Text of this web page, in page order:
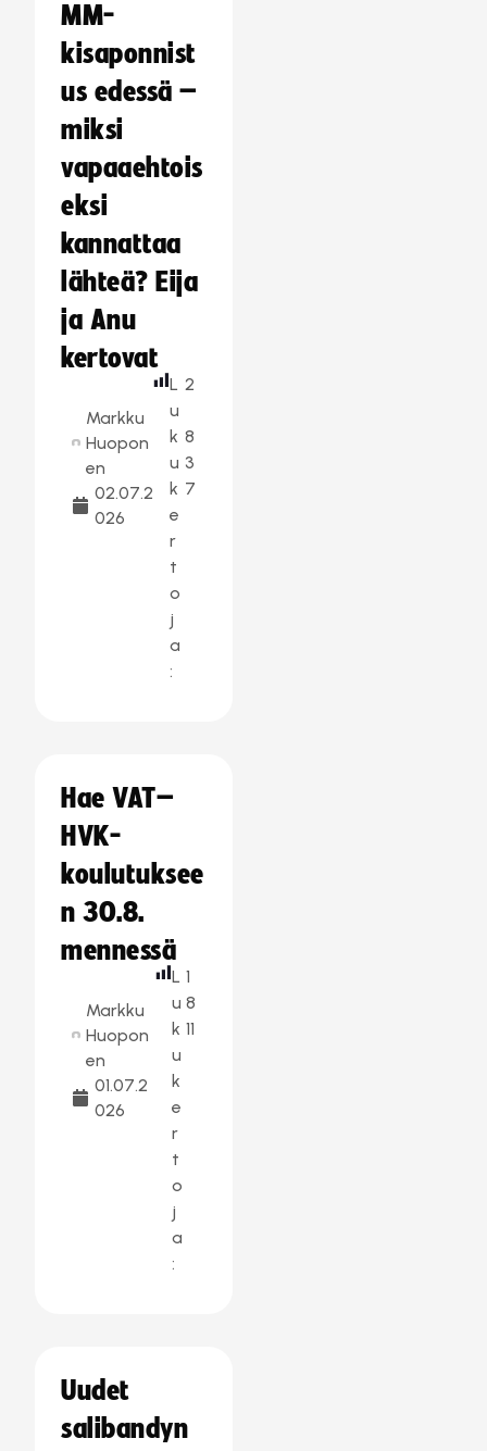
MM-
kisaponnist
us edessä –
miksi
vapaaehtois
eksi
kannattaa
lähteä? Eija
ja Anu
kertovat
Markku
Huopon
en
02.07.2
026
L
u
k
u
k
e
r
t
o
j
a
:
2
8
3
7
Hae VAT–
HVK-
koulutuksee
n 30.8.
mennessä
Markku
Huopon
en
01.07.2
026
L
u
k
u
k
e
r
t
o
j
a
:
1
8
11
Uudet
salibandyn